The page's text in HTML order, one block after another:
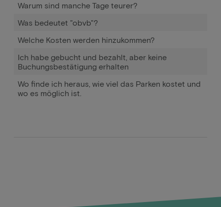
Warum sind manche Tage teurer?
Was bedeutet "obvb"?
Welche Kosten werden hinzukommen?
Ich habe gebucht und bezahlt, aber keine
Buchungsbestätigung erhalten
Wo finde ich heraus, wie viel das Parken kostet und
wo es möglich ist.